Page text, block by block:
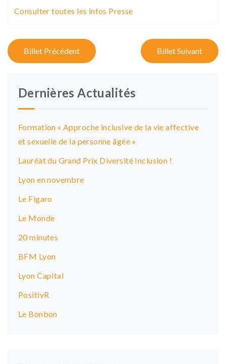
Consulter toutes les infos Presse
P
o
Billet Précédent Billet Suivant
Dernières Actualités
Formation « Approche inclusive de la vie affective
et sexuelle de la personne âgée »
Lauréat du Grand Prix Diversité Inclusion !
Lyon en novembre
Le Figaro
Le Monde
20 minutes
BFM Lyon
Lyon Capital
PositivR
Le Bonbon